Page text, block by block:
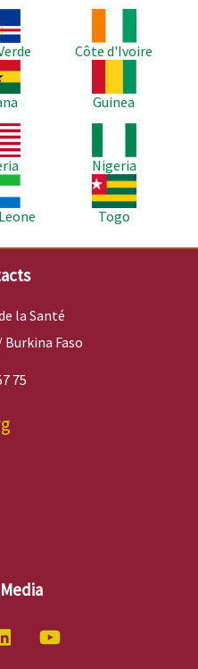
Côte d'Ivoire
Guinea
Nigeria
Image
Togo
la Santé
Burkina Faso
75